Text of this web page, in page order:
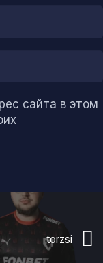
сайта в этом
torzsi